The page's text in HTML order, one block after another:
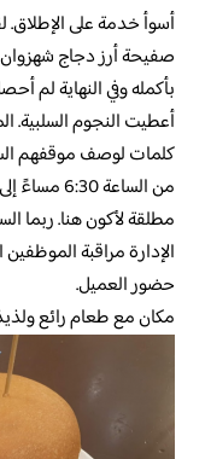
أسوأ خدمة على الإطلاق.
صفيحة أرز دجاج
بأكمله وفي النهاية لم
أعطيت النجوم
كلمات لوصف موقفهم
مطلقة لأكون هنا. ربما
الإدارة مراقبة
حضور العميل.
مكان مع طعام رائع